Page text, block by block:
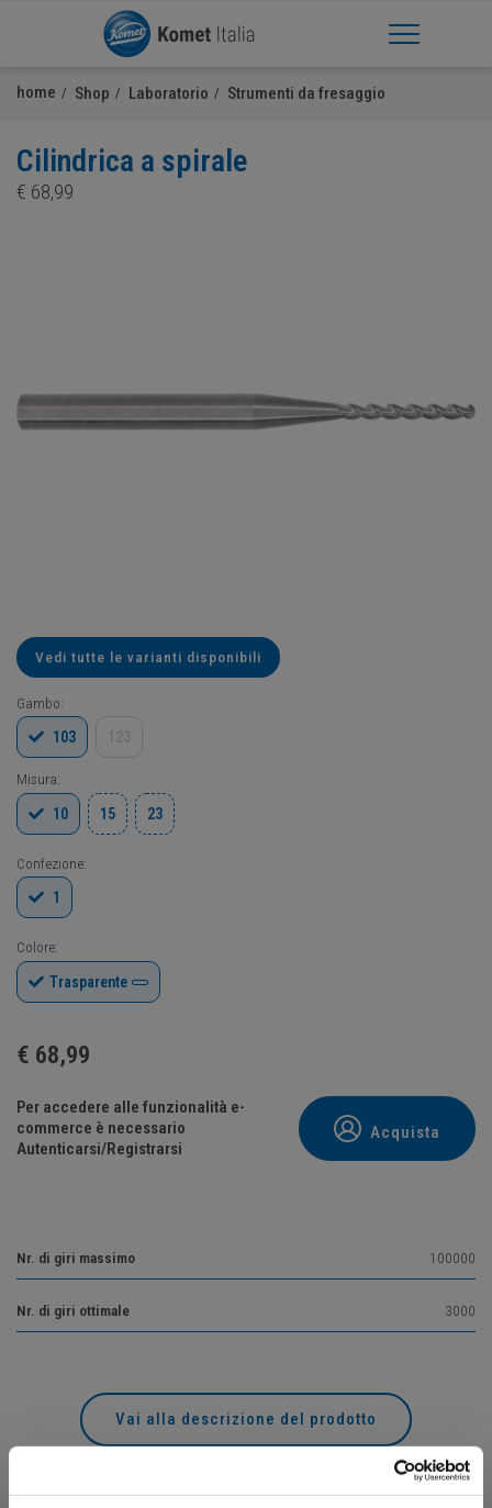
Apri Menu
home Shop Laboratorio Strumenti da fresaggio
Cilindrica a spirale
€ 68,99
Vedi tutte le varianti disponibili
Gambo:
103
Misura:
10
15 23
Confezione:
1
Colore:
Trasparente
€ 68,99
Per accedere alle funzionalità e-
commerce è necessario
Autenticarsi/Registrarsi
Acquista
Nr. di giri massimo 100000
Nr. di giri ottimale 3000
Vai alla descrizione del prodotto